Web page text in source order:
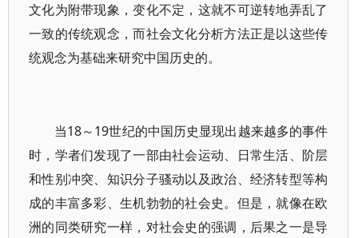
文化为附带现象，变化不定，这就不可逆转地弄乱了
一致的传统观念，而社会文化分析方法正是以这些传
统观念为基础来研究中国历史的。
当18～19世纪的中国历史显现出越来越多的事件
时，学者们发现了一部由社会运动、日常生活、阶层
和性别冲突、知识分子骚动以及政治、经济转型等构
成的丰富多彩、生机勃勃的社会史。但是，就像在欧
洲的同类研究一样，对社会史的强调，后果之一是导